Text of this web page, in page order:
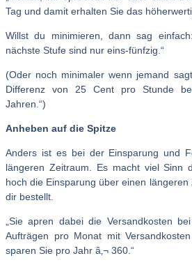
Tag und damit erhalten Sie das
Willst du minimieren, dann sag
nächste Stufe sind nur eins-fünfzig.“
(Oder noch minimaler wenn jemand
Differenz von 25 Cent pro Stunde
Jahren.“)
Anheben auf die Spitze
Anders ist es bei der Einsparung und
längeren Zeitraum. Es macht viel Sinn
hoch die Einsparung über einen
dir bestellt.
„Sie apren dabei die Versandkosten
Aufträgen pro Monat mit
sparen Sie pro Jahr â‚¬ 360.“